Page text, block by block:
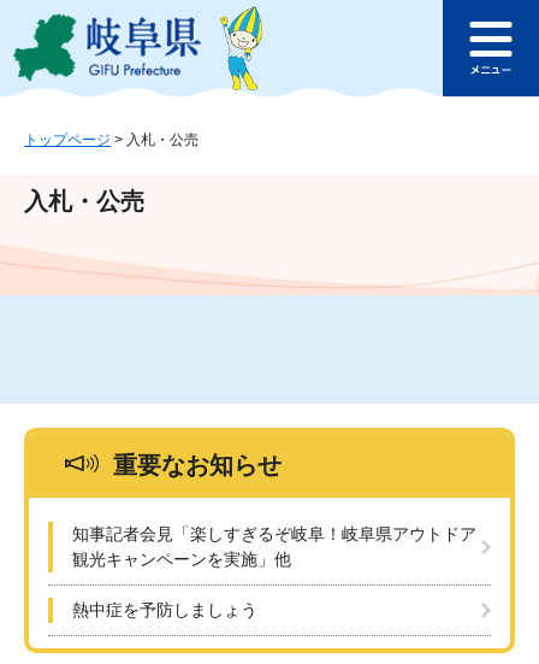
ジ
ュ
文
このページの本文へ
ュ
トップページ > 入札・公売
入札・公売
重要なお知らせ
知事記者会見「楽しすぎるぞ岐阜！岐阜県アウトドア
観光キャンペーンを実施」他
熱中症を予防しましょう